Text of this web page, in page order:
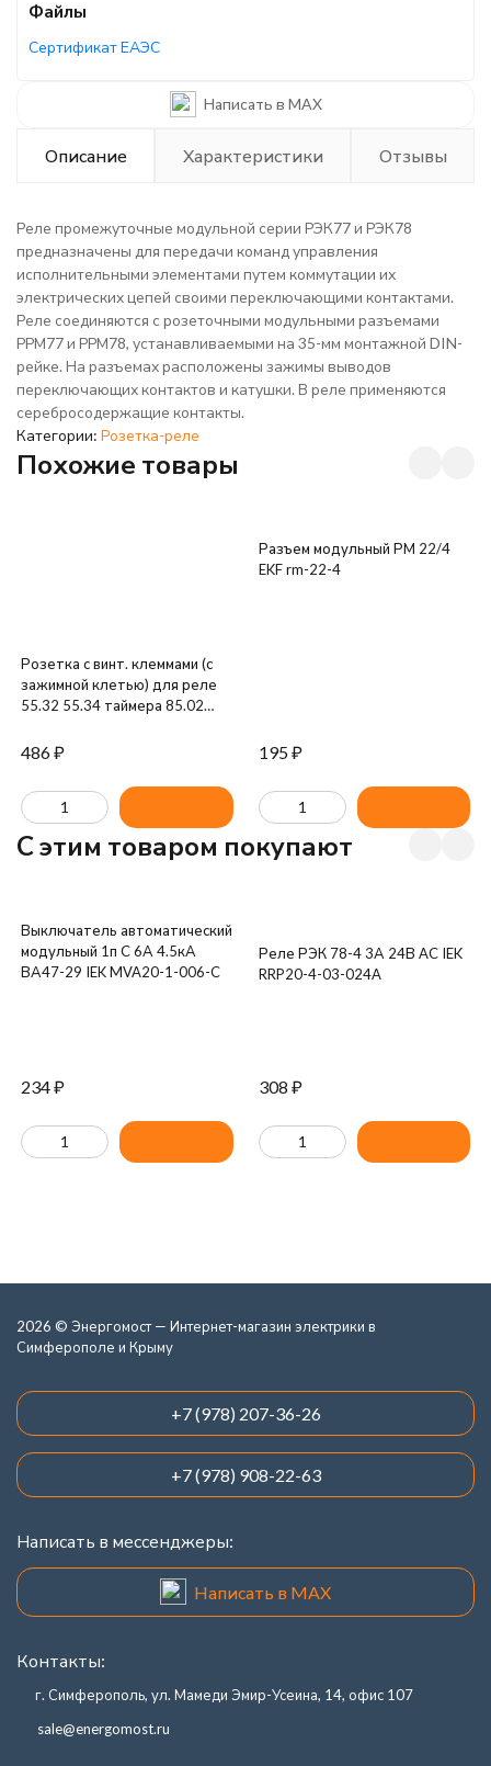
Файлы
Сертификат ЕАЭС
Написать в MAX
Описание Характеристики Отзывы
Реле промежуточные модульной серии РЭК77 и РЭК78
предназначены для передачи команд управления
исполнительными элементами путем коммутации их
электрических цепей своими переключающими контактами.
Реле соединяются с розеточными модульными разъемами
РРМ77 и РРМ78, устанавливаемыми на 35-мм монтажной DIN-
рейке. На разъемах расположены зажимы выводов
переключающих контактов и катушки. В реле применяются
серебросодержащие контакты.
Категории: Розетка-реле
Похожие товары
Розетка с винт. клеммами (с
зажимной клетью) для реле
55.32 55.34 таймера 85.02
комплекте металлич. клипса
486₽
Разъем модульный РМ 22/4
EKF rm-22-4
195₽
C этим товаром покупают
Выключатель автоматический
модульный 1п C 6А 4.5кА
ВА47-29 IEK MVA20-1-006-C
234₽
Реле РЭК 78-4 3А 24В AC IEK
RRP20-4-03-024A
308 ₽
2026 © Энергомост — Интернет-магазин электрики в
Симферополе и Крыму
+7 (978) 207-36-26
+7 (978) 908-22-63
Написать в мессенджеры:
Написать в MAX
Контакты:
г. Симферополь, ул. Мамеди Эмир-Усеина, 14, офис 107
sale@energomost.ru